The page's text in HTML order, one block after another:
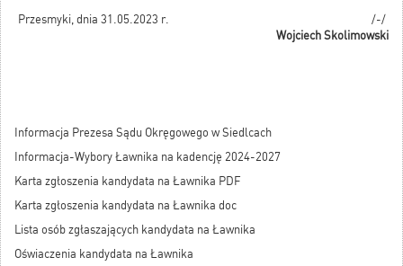
Przesmyki, dnia 31.05.2023 r. /-/
Wojciech Skolimowski
Informacja Prezesa Sądu Okręgowego w Siedlcach
Informacja-Wybory Ławnika na kadencję 2024-2027
Karta zgłoszenia kandydata na Ławnika PDF
Karta zgłoszenia kandydata na Ławnika doc
Lista osób zgłaszających kandydata na Ławnika
Oświaczenia kandydata na Ławnika